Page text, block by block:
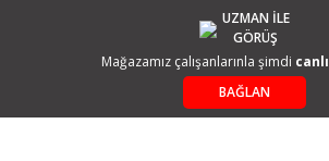
UZMAN İLE
GÖRÜŞ
Mağazamız çalışanlarınla şimdi canlı
BAĞLAN